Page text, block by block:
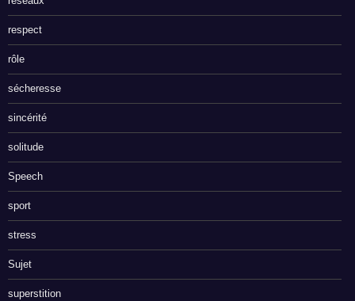
respect
rôle
sécheresse
sincérité
solitude
Speech
sport
stress
Sujet
superstition